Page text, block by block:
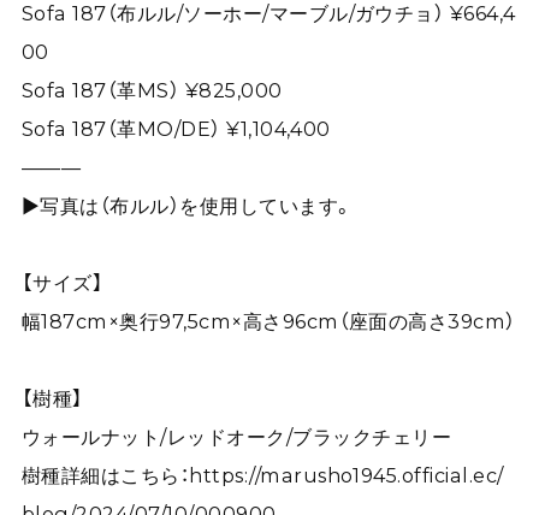
Sofa 187（布ルル/ソーホー/マーブル/ガウチョ） ¥664,4
00
Sofa 187（革MS） ¥825,000
Sofa 187（革MO/DE） ¥1,104,400
———
▶写真は（布ルル）を使用しています。
【サイズ】
幅187cm×奥行97,5cm×高さ96cm（座面の高さ39cm）
【樹種】
ウォールナット/レッドオーク/ブラックチェリー
樹種詳細はこちら： https://marusho1945.official.ec/